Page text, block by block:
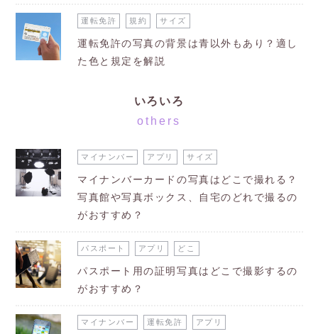
運転免許 規約 サイズ
運転免許の写真の背景は青以外もあり？適し
た色と規定を解説
いろいろ
others
マイナンバー アプリ サイズ
マイナンバーカードの写真はどこで撮れる？
写真館や写真ボックス、自宅のどれで撮るの
がおすすめ？
パスポート アプリ どこ
パスポート用の証明写真はどこで撮影するの
がおすすめ？
マイナンバー 運転免許 アプリ